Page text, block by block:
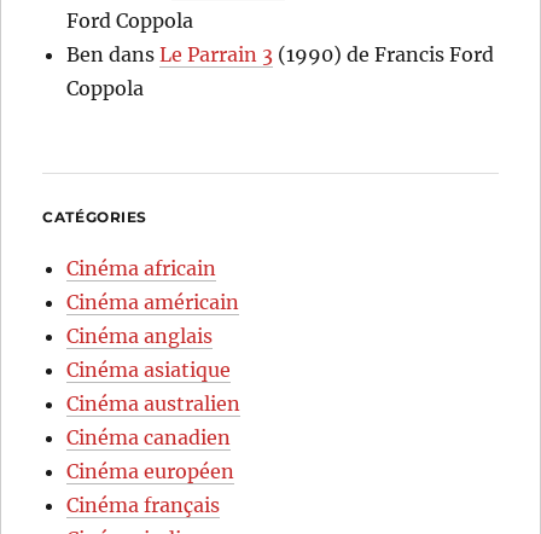
Ford Coppola
Ben dansLe Parrain 3 (1990) de Francis Ford
Coppola
CATÉGORIES
Cinéma africain
Cinéma américain
Cinéma anglais
Cinéma asiatique
Cinéma australien
Cinéma canadien
Cinéma européen
Cinéma français